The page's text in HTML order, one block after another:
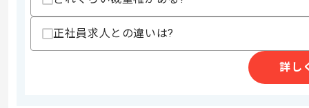
スキルに不安がある方へ
上記に似た経験やスキルをお持ちであれば申
正社員求人との違いは?
詳し